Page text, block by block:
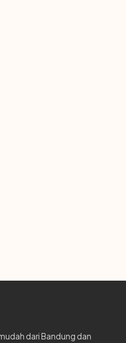
dari Bandung dan